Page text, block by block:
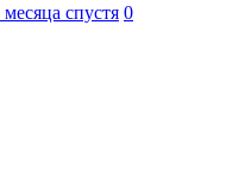
месяца спустя 0